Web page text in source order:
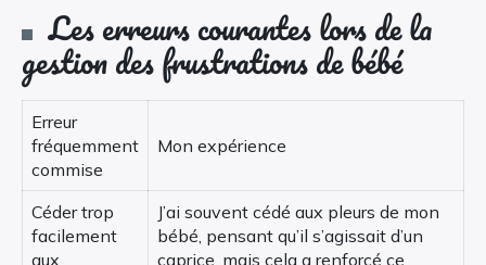
Les erreurs courantes lors de la
gestion des frustrations de bébé
Erreur
fréquemment
commise
Mon expérience
Céder trop
facilement
aux
J’ai souvent cédé aux pleurs de mon
bébé, pensant qu’il s’agissait d’un
caprice, mais cela a renforcé ce